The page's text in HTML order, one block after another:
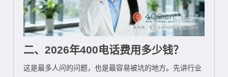
二、2026年400电话费用多少钱？
这是最多人问的问题，也是最容易被坑的地方。先讲行业